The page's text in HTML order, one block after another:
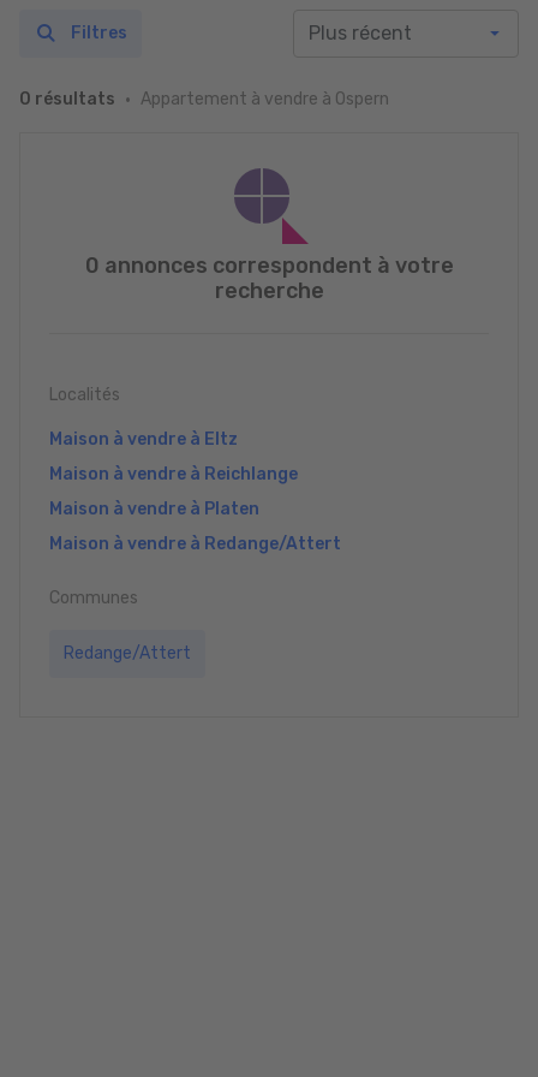
0 résultats Appartement à vendre à Ospern
Filtres
0 annonces correspondent à votre
recherche
Localités
Maison à vendre à Eltz
Maison à vendre à Reichlange
Maison à vendre à Platen
Maison à vendre à Redange/Attert
Communes
Redange/Attert